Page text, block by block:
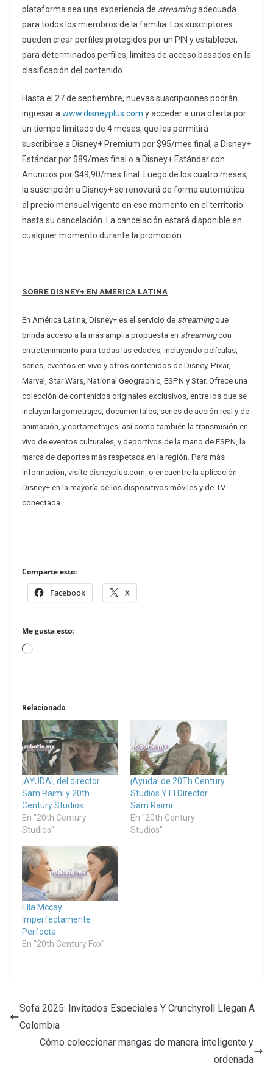
plataforma sea una experiencia de streamingadecuada
para todos los miembros de la familia. Los suscriptores
pueden crear perfiles protegidos por un PIN y establecer,
para determinados perfiles, límites de acceso basados en la
clasificación del contenido.
Hasta el 27 de septiembre, nuevas suscripciones podrán
ingresar a www.disneyplus.com y acceder a una oferta por
un tiempo limitado de 4 meses, que les permitirá
suscribirse a Disney+ Premium por $95/mes final, a Disney+
Estándar por $89/mes final o a Disney+ Estándar con
Anuncios por $49,90/mes final. Luego de los cuatro meses,
la suscripción a Disney+ se renovará de forma automática
al precio mensual vigente en ese momento en el territorio
hasta su cancelación. La cancelación estará disponible en
cualquier momento durante la promoción.
SOBRE DISNEY+ EN AMÉRICA LATINA
En América Latina, Disney+ es el servicio de streamingque
brinda acceso a la más amplia propuesta en streamingcon
entretenimiento para todas las edades, incluyendo películas,
series, eventos en vivo y otros contenidos de Disney, Pixar,
Marvel, Star Wars, National Geographic, ESPN y Star. Ofrece una
colección de contenidos originales exclusivos, entre los que se
incluyen largometrajes, documentales, series de acción real y de
animación, y cortometrajes, así como también la transmisión en
vivo de eventos culturales, y deportivos de la mano de ESPN, la
marca de deportes más respetada en la región. Para más
información, visite disneyplus.com, o encuentre la aplicación
Disney+ en la mayoría de los dispositivos móviles y de TV
conectada.
Comparte esto:
Facebook X
Me gusta esto:
Loading…
Relacionado
¡AYUDA!, del director
Sam Raimi y 20th
Century Studios.
En "20th Century
Studios"
¡Ayuda! de 20Th Century
Studios Y El Director
Sam Raimi
En "20th Century
Studios"
Ella Mccay:
Imperfectamente
Perfecta
En "20th Century Fox"
Sofa 2025: Invitados Especiales Y Crunchyroll Llegan A
Colombia
Cómo coleccionar mangas de manera inteligente y
ordenada